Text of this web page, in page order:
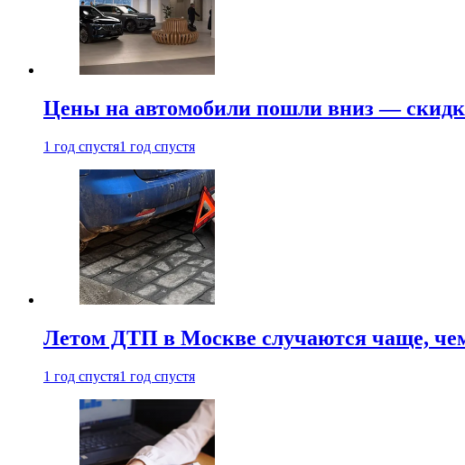
Цены на автомобили пошли вниз —
1 год спустя1 год спустя
Летом ДТП в Москве случаются чаще,
1 год спустя1 год спустя